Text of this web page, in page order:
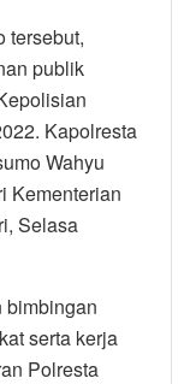
tersebut,
publik
Kapolresta
Wahyu
Kementerian
Selasa
bimbingan
serta kerja
Polresta